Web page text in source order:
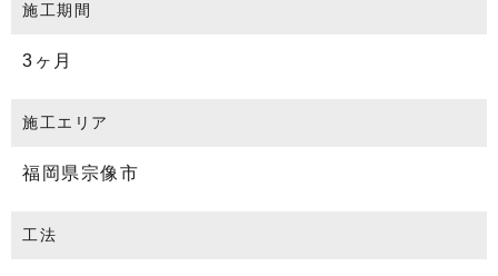
施工期間
3ヶ月
施工エリア
福岡県宗像市
工法